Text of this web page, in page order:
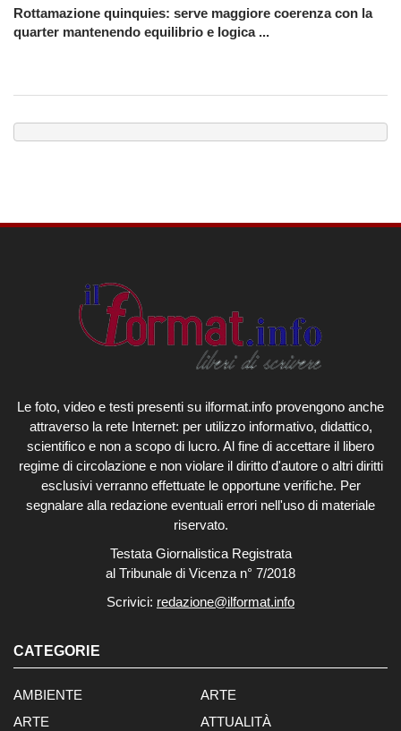
Rottamazione quinquies: serve maggiore coerenza con la
quarter mantenendo equilibrio e logica ...
Le foto, video e testi presenti su ilformat.info provengono anche
attraverso la rete Internet: per utilizzo informativo, didattico,
scientifico e non a scopo di lucro. Al fine di accettare il libero
regime di circolazione e non violare il diritto d'autore o altri diritti
esclusivi verranno effettuate le opportune verifiche. Per
segnalare alla redazione eventuali errori nell'uso di materiale
riservato.
Testata Giornalistica Registrata
al Tribunale di Vicenza n° 7/2018
Scrivici: redazione@ilformat.info
CATEGORIE
AMBIENTE
ARTE
ARTE
ATTUALITÀ